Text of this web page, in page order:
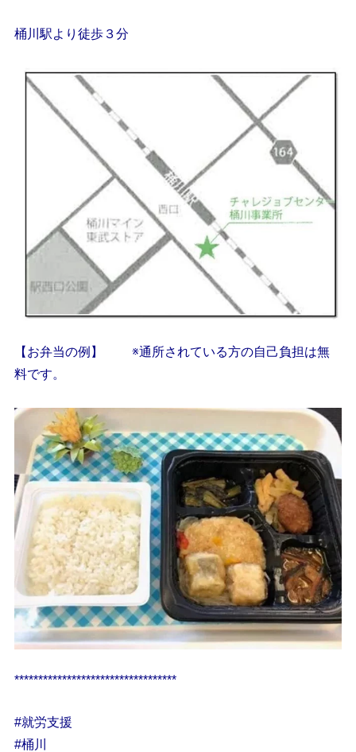
桶川駅より徒歩３分
【お弁当の例】 ※通所されている方の自己負担は無
料です。
**********************************
#就労支援
#桶川